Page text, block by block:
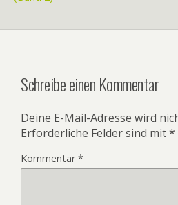
Schreibe einen Kommentar
Deine E-Mail-Adresse wird
Erforderliche Felder sind mit*
Kommentar*